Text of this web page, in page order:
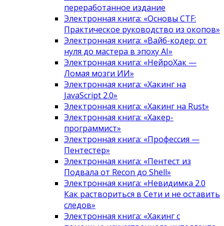
переработанное издание
Электронная книга: «Основы CTF:
Практическое руководство из окопов»
Электронная книга: «Вайб-кодер: от
нуля до мастера в эпоху AI»
Электронная книга: «НейроХак —
Ломая мозги ИИ»
Электронная книга: «Хакинг на
JavaScript 2.0»
Электронная книга: «Хакинг на Rust»
Электронная книга: «Хакер-
программист»
Электронная книга: «Профессия —
Пентестер»
Электронная книга: «Пентест из
Подвала от Recon до Shell»
Электронная книга: «Невидимка 2.0
Как раствориться в Сети и не оставить
следов»
Электронная книга: «Хакинг с